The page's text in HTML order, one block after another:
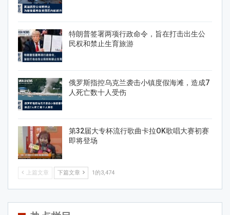
特朗普签署两项行政命令，旨在打击出生公
民权和禁止生育旅游
俄罗斯指控乌克兰袭击小镇度假海滩，造成7
人死亡数十人受伤
第32届大专杯流行歌曲卡拉OK歌唱大赛初赛
即将登场
上篇文章 下篇文章 1的3,474